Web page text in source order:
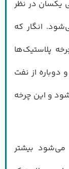
یکسان در نظر
انگار که
پلاستیک‌ها
از نفت
و این چرخه
می‌شود بیشتر